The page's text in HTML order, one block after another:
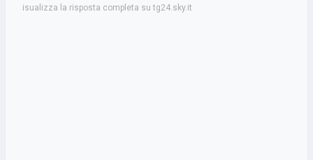
isualizza la risposta completa su tg24.sky.it